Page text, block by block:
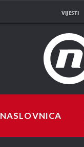
VIJESTI
NASLOVNICA